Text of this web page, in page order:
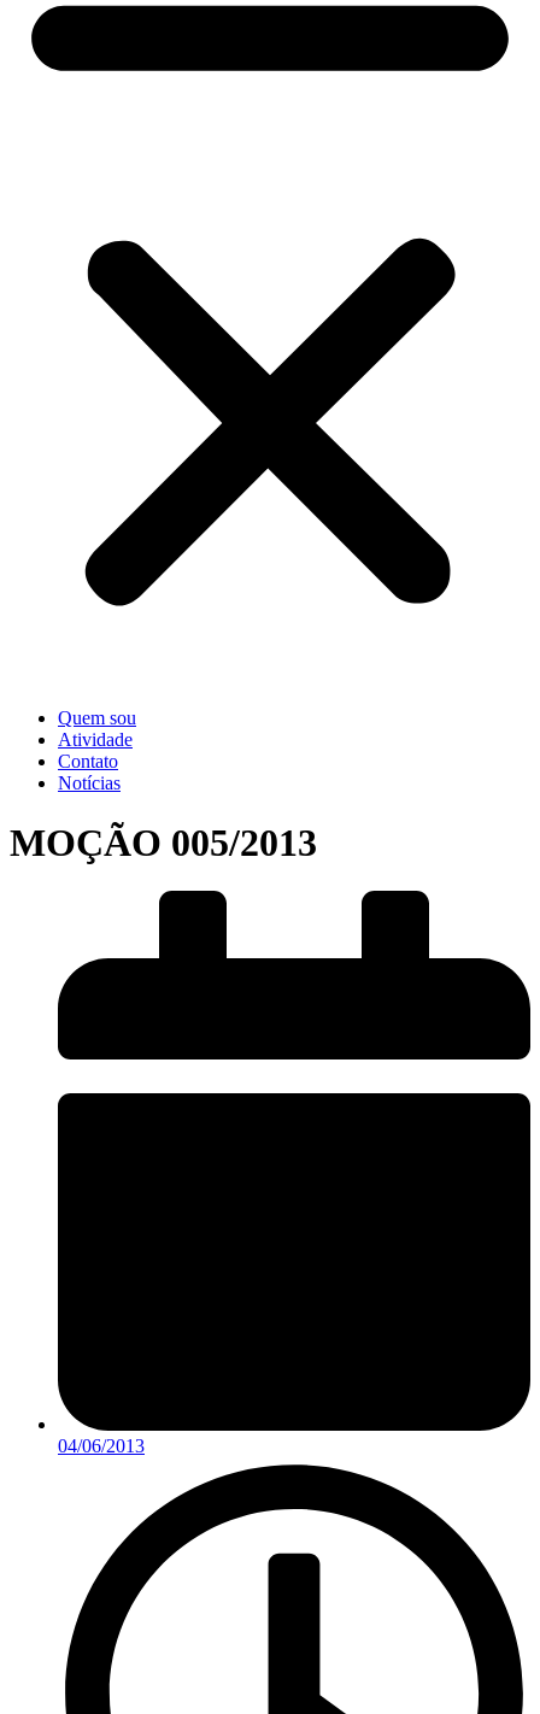
Quem sou
Atividade
Contato
Notícias
MOÇÃO 005/2013
04/06/2013